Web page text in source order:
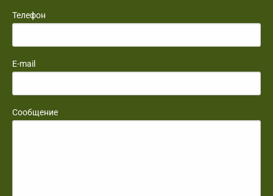
Телефон
E-mail
Сообщение